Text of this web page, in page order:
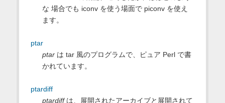
な 場合でも iconv を使う場面で piconv を使え
ます。
ptar
ptarは tar 風のプログラムで、ピュア Perl で書
かれています。
ptardiff
ptardiffは、展開されたアーカイブと展開されて